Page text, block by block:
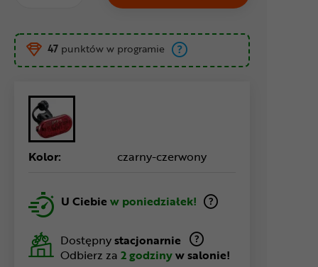
47 punktów w programie
Kolor: czarny-czerwony
U Ciebiew poniedziałek!
Dostępnystacjonarnie
Odbierz za 2 godzinyw salonie!